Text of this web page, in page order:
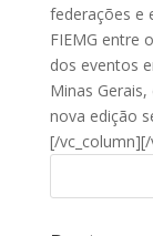
federações e
FIEMG entre
dos eventos
Minas
nova edição
[/